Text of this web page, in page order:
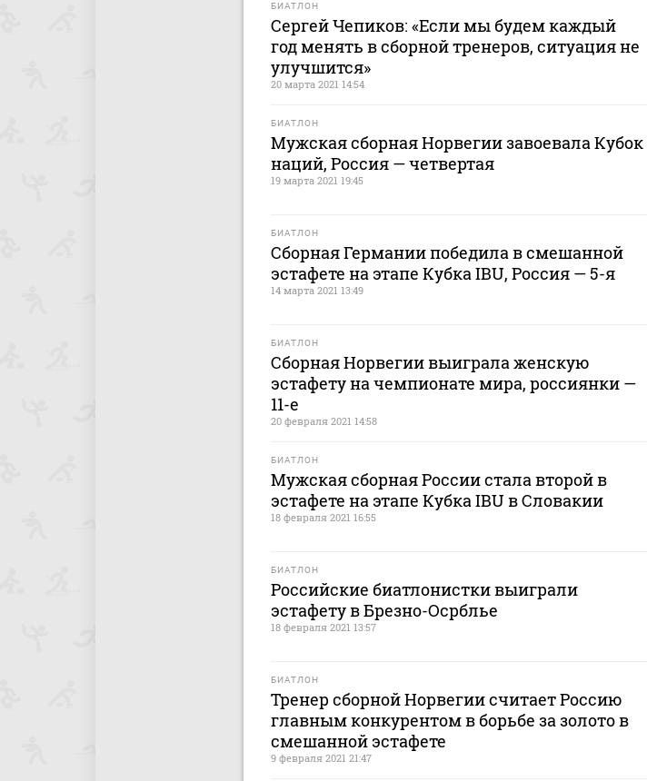
БИАТЛОН
Сергей Чепиков: «Если мы будем каждый
год менять в сборной тренеров, ситуация не
улучшится»
20 марта 2021 14:54
БИАТЛОН
Мужская сборная Норвегии завоевала Кубок
наций, Россия — четвертая
19 марта 2021 19:45
БИАТЛОН
Сборная Германии победила в смешанной
эстафете на этапе Кубка IBU, Россия — 5-я
14 марта 2021 13:49
БИАТЛОН
Сборная Норвегии выиграла женскую
эстафету на чемпионате мира, россиянки —
11-е
20 февраля 2021 14:58
БИАТЛОН
Мужская сборная России стала второй в
эстафете на этапе Кубка IBU в Словакии
18 февраля 2021 16:55
БИАТЛОН
Российские биатлонистки выиграли
эстафету в Брезно-Осрблье
18 февраля 2021 13:57
БИАТЛОН
Тренер сборной Норвегии считает Россию
главным конкурентом в борьбе за золото в
смешанной эстафете
9 февраля 2021 21:47